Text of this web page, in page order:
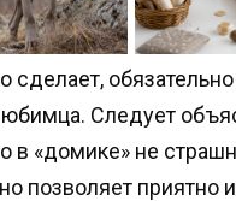
сделает,
Следует
в «домике» не
позволяет приятно